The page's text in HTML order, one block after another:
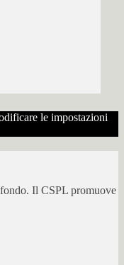
le impostazioni
Il CSPL promuove